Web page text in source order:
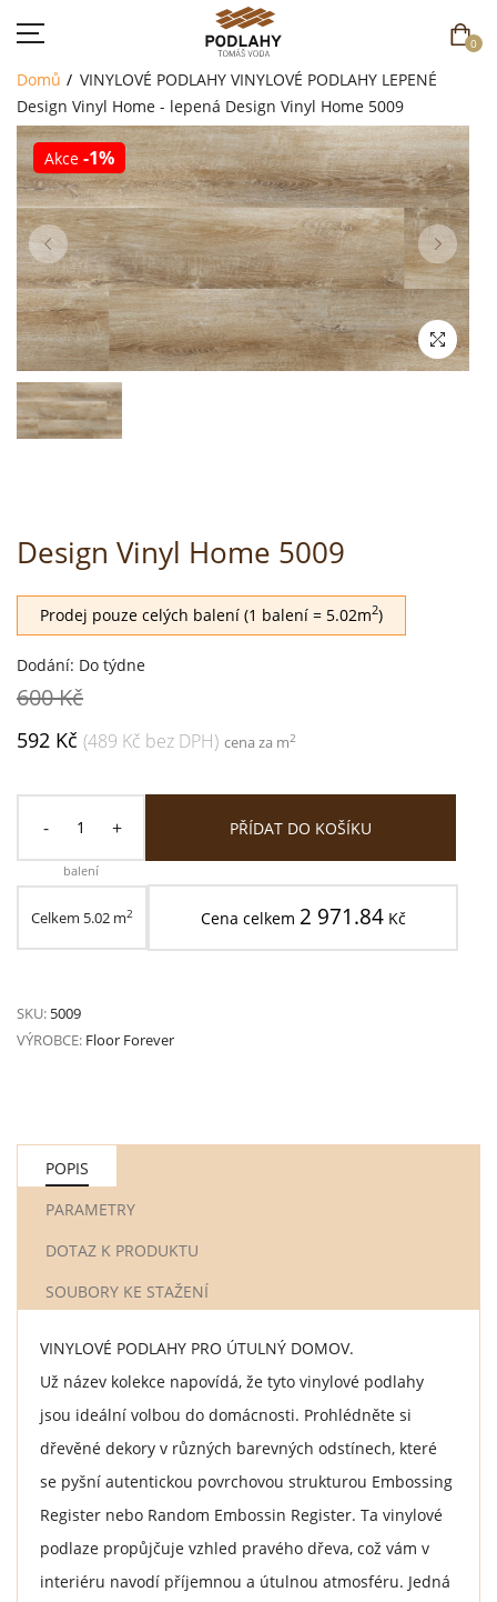
0
DOMŮ
SORTIMENT
AKCE
CENÍK
REFERENCE
SOUTĚŽ
Domů VINYLOVÉ PODLAHY VINYLOVÉ PODLAHY LEPENÉ
Design Vinyl Home - lepená Design Vinyl Home 5009
Akce -1%
Design Vinyl Home 5009
Prodej pouze celých balení (1 balení = 5.02m2)
Dodání: Do týdne
600 Kč
592 Kč (489 Kč bez DPH) cena za m2
- +
balení
PŘÍDAT DO KOŠÍKU
Celkem 5.02 m2 Cena celkem 2 971.84Kč
SKU: 5009
VÝROBCE: Floor Forever
POPIS
PARAMETRY
DOTAZ K PRODUKTU
SOUBORY KE STAŽENÍ
VINYLOVÉ PODLAHY PRO ÚTULNÝ DOMOV.
Už název kolekce napovídá, že tyto vinylové podlahy
jsou ideální volbou do domácnosti. Prohlédněte si
dřevěné dekory v různých barevných odstínech, které
se pyšní autentickou povrchovou strukturou Embossing
Register nebo Random Embossin Register. Ta vinylové
podlaze propůjčuje vzhled pravého dřeva, což vám v
interiéru navodí příjemnou a útulnou atmosféru. Jedná